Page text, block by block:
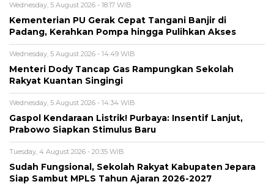
Wednesday, 5 August 2026 - 18:17 WIB
Kementerian PU Gerak Cepat Tangani Banjir di
Padang, Kerahkan Pompa hingga Pulihkan Akses
Wednesday, 5 August 2026 - 14:49 WIB
Menteri Dody Tancap Gas Rampungkan Sekolah
Rakyat Kuantan Singingi
Wednesday, 5 August 2026 - 14:34 WIB
Gaspol Kendaraan Listrik! Purbaya: Insentif Lanjut,
Prabowo Siapkan Stimulus Baru
Tuesday, 4 August 2026 - 20:35 WIB
Sudah Fungsional, Sekolah Rakyat Kabupaten Jepara
Siap Sambut MPLS Tahun Ajaran 2026-2027